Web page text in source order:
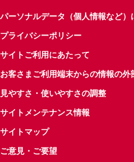
パーソナルデータ（個人情報など）
プライバシーポリシー
サイトご利用にあたって
お客さまご利用端末からの情報の外
見やすさ・使いやすさの調整
サイトメンテナンス情報
サイトマップ
ご意見・ご要望